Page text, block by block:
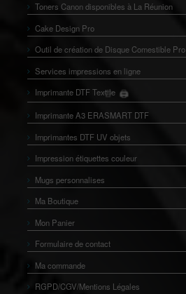
Toners Canon disponibles à La Réunion
Cake Design Pro
Outil de création de Disque Comestible Pro
Services impressions en ligne
Imprimante DTF Textile 🖨️
👕
Imprimante A3 ERASMART DTF
Imprimantes DTF UV objets
Impression étiquettes couleur
Mugs personnalises
Ma Boutique
Mon Panier
Formulaire de contact
Ma commande
RGPD/CGV/Mentions Légales